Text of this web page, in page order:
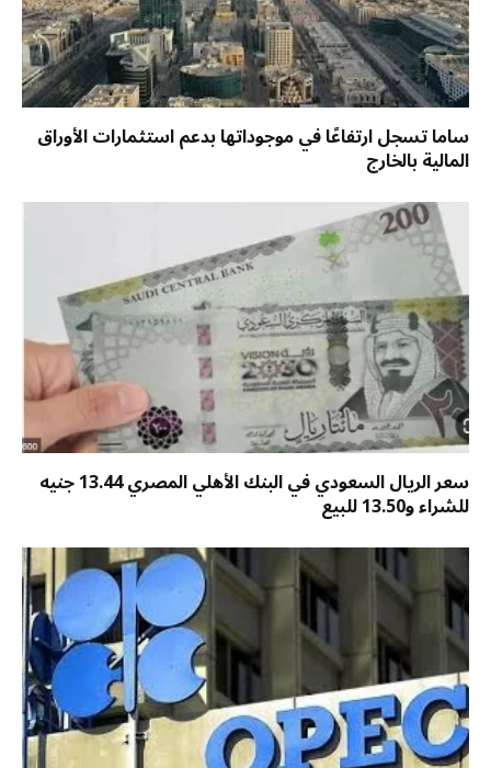
ساما تسجل ارتفاعًا في موجوداتها بدعم استثمارات الأوراق
المالية بالخارج
سعر الريال السعودي في البنك الأهلي المصري 13.44 جنيه
للشراء و13.50 للبيع